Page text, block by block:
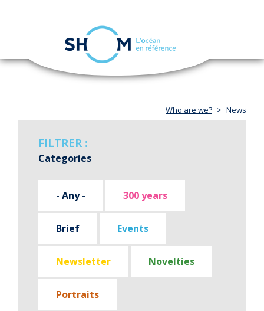
Skip
navigation
Who are we? News
FILTRER :
Categories
- Any - 300 years
Brief Events
Newsletter Novelties
Portraits